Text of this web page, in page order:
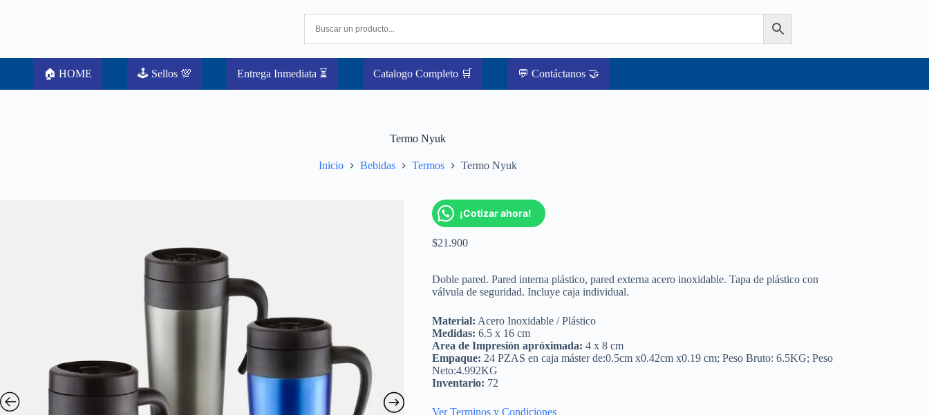
🏠 HOME 🕹️ Sellos 💯 Entrega Inmediata ⏳ Catalogo Completo 🛒 💬 Contáctanos 🤝
Termo Nyuk
Inicio Bebidas Termos Termo Nyuk
¡Cotizar ahora!
$21.900
Doble pared. Pared interna plástico, pared externa acero inoxidable. Tapa de plástico con
válvula de seguridad. Incluye caja individual.
Material: Acero Inoxidable / Plástico
Medidas: 6.5 x 16 cm
Area de Impresión apróximada: 4 x 8 cm
Empaque: 24 PZAS en caja máster de:0.5cm x0.42cm x0.19 cm; Peso Bruto: 6.5KG; Peso
Neto:4.992KG
Inventario: 72
Ver Terminos y Condiciones